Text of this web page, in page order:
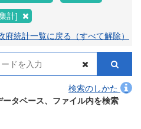
計]
府統計一覧に戻る（すべて解除）
検索のしかた
ータベース、ファイル内を検索